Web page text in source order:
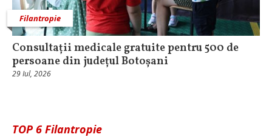
Filantropie
Consultații medicale gratuite pentru 500 de
persoane din județul Botoșani
29 Iul, 2026
TOP 6 Filantropie